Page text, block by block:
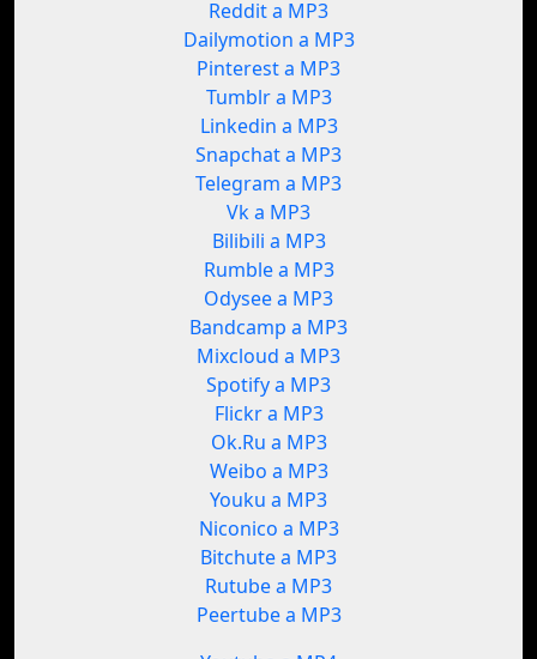
Reddit a MP3
Dailymotion a MP3
Pinterest a MP3
Tumblr a MP3
Linkedin a MP3
Snapchat a MP3
Telegram a MP3
Vk a MP3
Bilibili a MP3
Rumble a MP3
Odysee a MP3
Bandcamp a MP3
Mixcloud a MP3
Spotify a MP3
Flickr a MP3
Ok.Ru a MP3
Weibo a MP3
Youku a MP3
Niconico a MP3
Bitchute a MP3
Rutube a MP3
Peertube a MP3